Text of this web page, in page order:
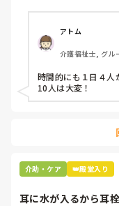
アトム
介護福祉士, グル
時間的にも１日４人
10人は大変！
介助・ケア 👑殿堂入り
耳に水が入るから耳